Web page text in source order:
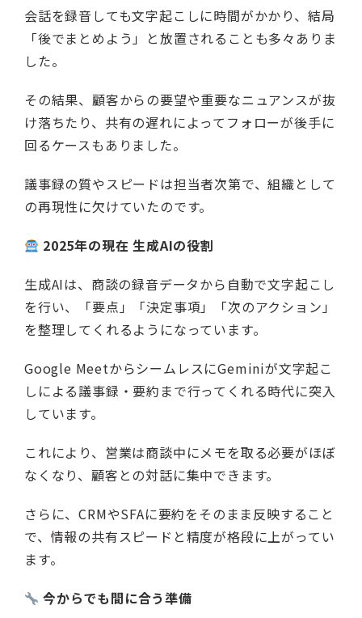
会話を録音しても文字起こしに時間がかかり、結局
「後でまとめよう」と放置されることも多々ありま
した。
その結果、顧客からの要望や重要なニュアンスが抜
け落ちたり、共有の遅れによってフォローが後手に
回るケースもありました。
議事録の質やスピードは担当者次第で、組織として
の再現性に欠けていたのです。
2025年の現在 生成AIの役割
生成AIは、商談の録音データから自動で文字起こし
を行い、「要点」「決定事項」「次のアクション」
を整理してくれるようになっています。
Google MeetからシームレスにGeminiが文字起こ
しによる議事録・要約まで行ってくれる時代に突入
しています。
これにより、営業は商談中にメモを取る必要がほぼ
なくなり、顧客との対話に集中できます。
さらに、CRMやSFAに要約をそのまま反映すること
で、情報の共有スピードと精度が格段に上がってい
ます。
今からでも間に合う準備